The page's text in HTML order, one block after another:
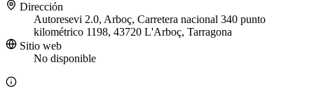
Dirección
Autoresevi 2.0, Arboç, Carretera nacional 340 punto
kilométrico 1198, 43720 L'Arboç, Tarragona
Sitio web
No disponible